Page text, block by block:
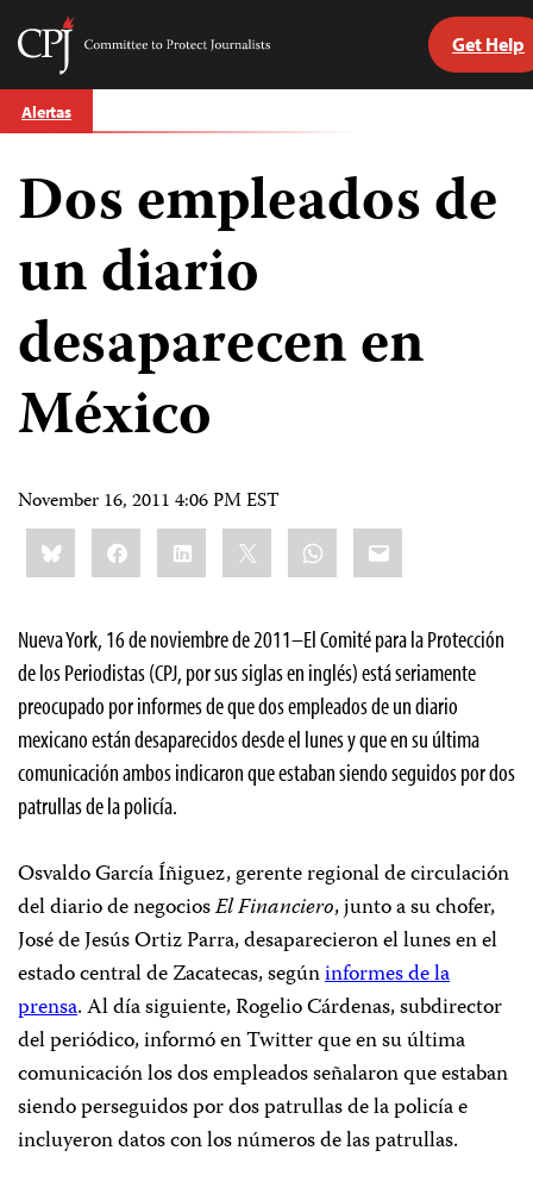
Skip
to
Committee
Journalists
Get Help
Alertas
Dos empleados de
un diario
desaparecen en
México
November 16, 2011 4:06 PM EST
Share
this:BlueskyFacebookLinkedIn WhatsApp
Email
Nueva York, 16 de noviembre de 2011–El Comité para la Protección
de los Periodistas (CPJ, por sus siglas en inglés) está seriamente
preocupado por informes de que dos empleados de un diario
mexicano están desaparecidos desde el lunes y que en su última
comunicación ambos indicaron que estaban siendo seguidos por dos
patrullas de la policía.
Osvaldo García Íñiguez, gerente regional de circulación
del diario de negociosEl Financiero, junto a su chofer,
José de Jesús Ortiz Parra, desaparecieron el lunes en el
estado central de Zacatecas, segúninformes de la
prensa. Al día siguiente, Rogelio Cárdenas, subdirector
del periódico, informó en Twitter que en su última
comunicación los dos empleados señalaron que estaban
siendo perseguidos por dos patrullas de la policía e
incluyeron datos con los números de las patrullas.